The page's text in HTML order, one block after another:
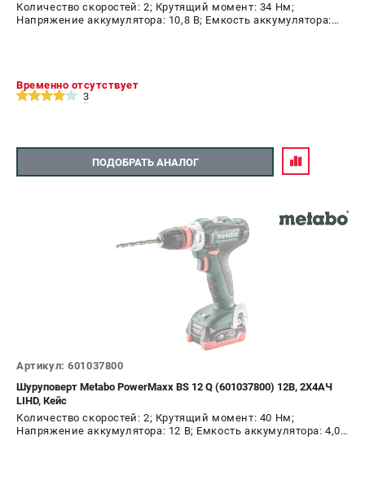
Количество скоростей: 2; Крутящий момент: 34 Нм;
Напряжение аккумулятора: 10,8 В; Емкость аккумулятора:
Временно отсутствует
3
ПОДОБРАТЬ АНАЛОГ
Артикул: 601037800
Шуруповерт Metabo PowerMaxx BS 12 Q (601037800) 12В, 2X4АЧ
LIHD, Кейс
Количество скоростей: 2; Крутящий момент: 40 Нм;
Напряжение аккумулятора: 12 В; Емкость аккумулятора: 4,0